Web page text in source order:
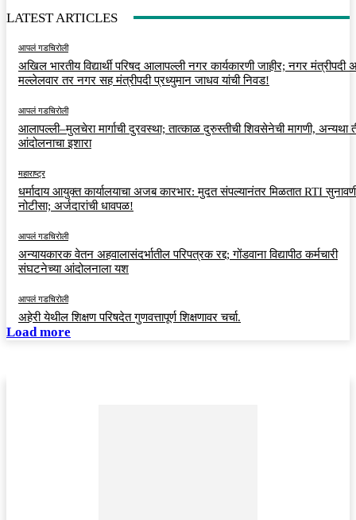
LATEST ARTICLES
आपलं गडचिरोली
अखिल भारतीय विद्यार्थी परिषद आलापल्ली नगर कार्यकारणी जाहीर; नगर मंत्रीपदी
मल्लेलवार तर नगर सह मंत्रीपदी प्रध्युमान जाधव यांची निवड!
आपलं गडचिरोली
आलापल्ली–मुलचेरा मार्गाची दुरवस्था; तात्काळ दुरुस्तीची शिवसेनेची मागणी, अन्यथा
आंदोलनाचा इशारा
महाराष्ट्र
धर्मादाय आयुक्त कार्यालयाचा अजब कारभार: मुदत संपल्यानंतर मिळतात RTI
नोटीसा; अर्जदारांची धावपळ!
आपलं गडचिरोली
अन्यायकारक वेतन अहवालासंदर्भातील परिपत्रक रद्द; गोंडवाना विद्यापीठ कर्मचारी
संघटनेच्या आंदोलनाला यश
आपलं गडचिरोली
अहेरी येथील शिक्षण परिषदेत गुणवत्तापूर्ण शिक्षणावर चर्चा.
Load more